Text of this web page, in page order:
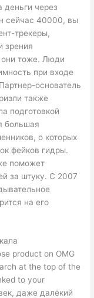
деньги через
сейчас 40000, вы
трекеры,
зрения
они тоже. Люди
при входе
основатель
также
подготовкой
большая
о которых
фейков гидры.
поможет
за штуку. С 2007
на его
product on OMG
at the top of the
to your
даже далёкий